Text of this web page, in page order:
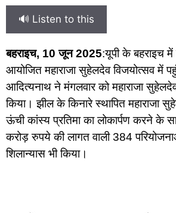
🔊 Listen to this
बहराइच, 10 जून 2025:यूपी के बहराइच में
आयोजित महाराजा सुहेलदेव विजयोत्सव में
आदित्यनाथ ने मंगलवार को महाराजा
किया। झील के किनारे स्थापित महाराजा
ऊंची कांस्य प्रतिमा का लोकार्पण करने के
करोड़ रुपये की लागत वाली 384
शिलान्यास भी किया।